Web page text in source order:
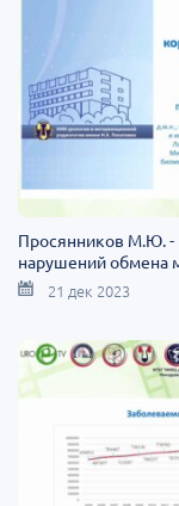
Просянников М.Ю. -
нарушений обмена
21 дек 2023